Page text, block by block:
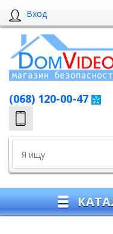
Вход
(068) 120-00-47